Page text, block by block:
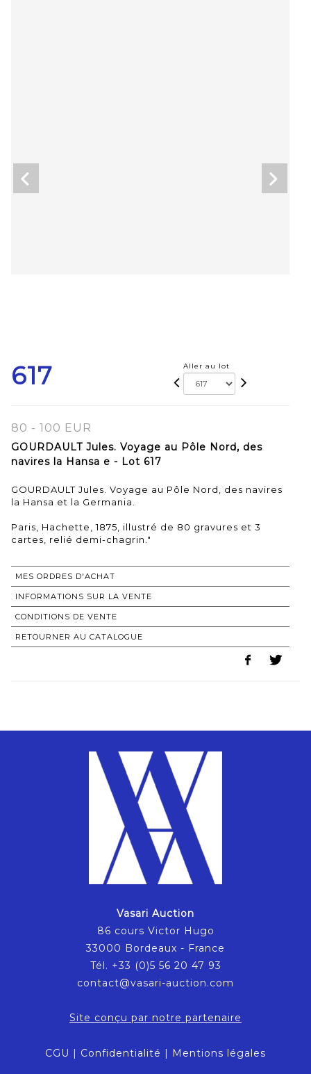
617 Aller au lot
80 - 100 EUR
GOURDAULT Jules. Voyage au Pôle Nord, des
navires la Hansa e - Lot 617
GOURDAULT Jules. Voyage au Pôle Nord, des navires
la Hansa et la Germania.
Paris, Hachette, 1875, illustré de 80 gravures et 3
cartes, relié demi-chagrin."
MES ORDRES D'ACHAT
INFORMATIONS SUR LA VENTE
CONDITIONS DE VENTE
RETOURNER AU CATALOGUE
Vasari Auction
86 cours Victor Hugo
33000 Bordeaux - France
Tél. +33 (0)5 56 20 47 93
contact@vasari-auction.com
Site conçu par notre partenaire
CGU | Confidentialité | Mentions légales